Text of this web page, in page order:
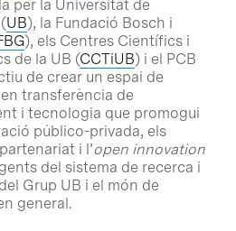
per la Universitat de
UB), la Fundació Bosch i
), els Centres Científics i
de la UB (CCTiUB) i el PCB
de crear un espai de
transferència de
i tecnologia que promogui
público-privada, els
i l’open innovation
del sistema de recerca i
Grup UB i el món de
general.